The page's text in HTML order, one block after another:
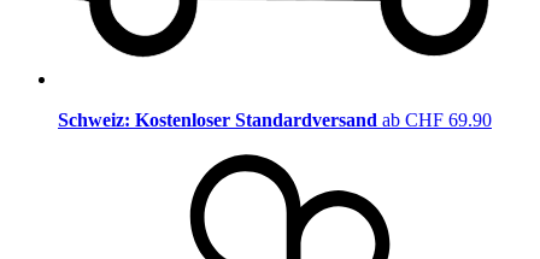
Schweiz: Kostenloser Standardversand ab CHF 69.90